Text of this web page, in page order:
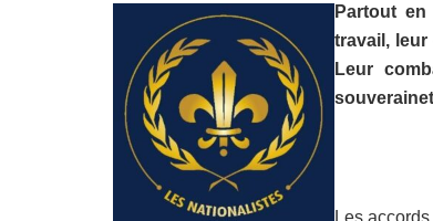
Partout
travail,
Leur
Les